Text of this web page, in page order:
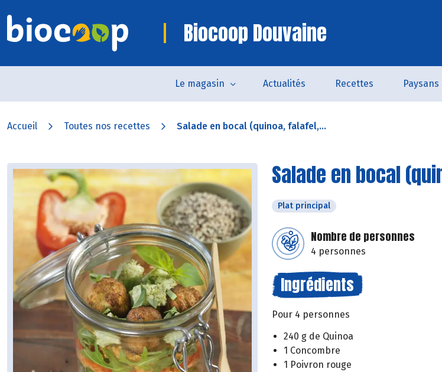
Biocoop Douvaine
Le magasin Actualités Recettes
Accueil Toutes nos recettes Salade en bocal (quinoa, falafel,...
Salade en bocal
Plat principal
Nombre de personnes
4 personnes
Ingrédients
Pour 4 personnes
240 g de Quinoa
1 Concombre
1 Poivron rouge